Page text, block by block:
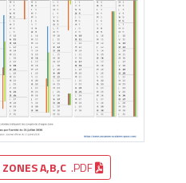
ZONES A,B,C .PDF